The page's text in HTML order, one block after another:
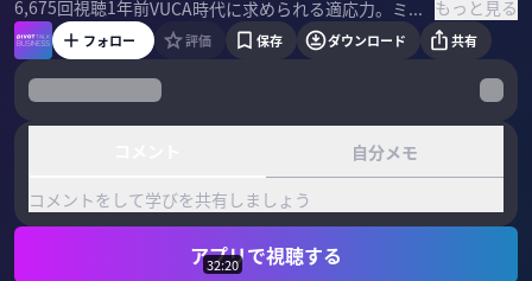
6,675回視聴1年前 VUCA時代に求められる適応力。ミネルバ大学では組織を適応に導くリーダーを育てている。外交官出身の黒川公晴講師がそのノウハウを解説する。 ＜ゲスト＞ 黒川公晴｜Learner's Learner代表 ミネルバ認定講師 ペンシルバニア大学組織開発学修士。2006年外務省入省。外交官としてワシントンDC、イスラエル/パレスチナに駐在。現在はファシリテーター・コーチとして組織開発を支援。 ＜参考書籍＞ 『ミネルバ式最先端リーダーシップ 不確実な時代に成果を出し続けるリーダーの18の思考習慣』 もっと見る
フォロー 評価 保存 ダウンロード 共有
自分メモ
コメントをして学びを共有しましょう
アプリで視聴する
32:20